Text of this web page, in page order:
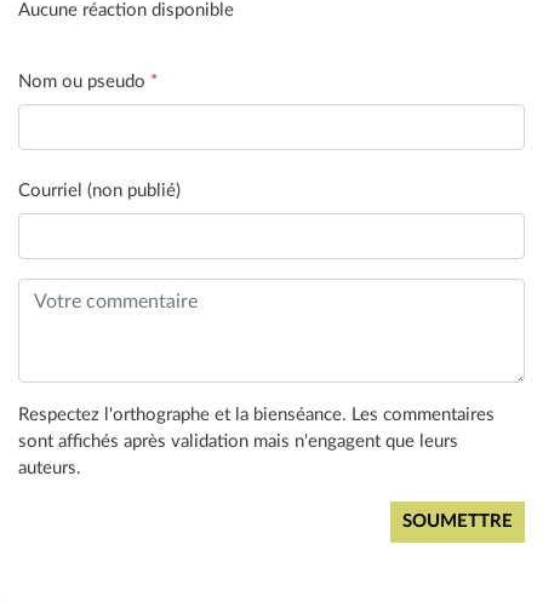
Aucune réaction disponible
Nom ou pseudo *
Courriel (non publié)
Respectez l'orthographe et la bienséance. Les commentaires
sont affichés après validation mais n'engagent que leurs
auteurs.